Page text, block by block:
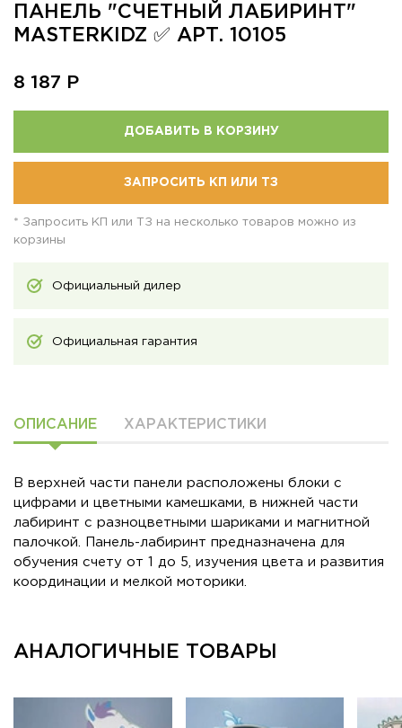
ПАНЕЛЬ "СЧЕТНЫЙ ЛАБИРИНТ"
MASTERKIDZ ✅ АРТ. 10105
8 187 Р
ДОБАВИТЬ В КОРЗИНУ
ЗАПРОСИТЬ КП ИЛИ ТЗ
* Запросить КП или ТЗ на несколько товаров можно из
корзины
Официальный дилер
Официальная гарантия
ОПИСАНИЕ ХАРАКТЕРИСТИКИ
В верхней части панели расположены блоки с
цифрами и цветными камешками, в нижней части
лабиринт с разноцветными шариками и магнитной
палочкой. Панель-лабиринт предназначена для
обучения счету от 1 до 5, изучения цвета и развития
координации и мелкой моторики.
АНАЛОГИЧНЫЕ ТОВАРЫ